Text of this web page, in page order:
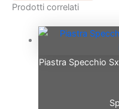
Prodotti correlati
Piastra Specchio